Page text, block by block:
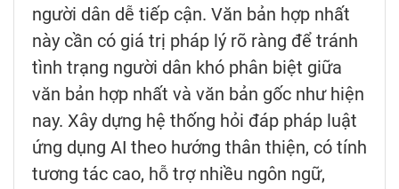
người dân dễ tiếp cận. Văn bản hợp nhất
này cần có giá trị pháp lý rõ ràng để tránh
tình trạng người dân khó phân biệt giữa
văn bản hợp nhất và văn bản gốc như hiện
nay. Xây dựng hệ thống hỏi đáp pháp luật
ứng dụng AI theo hướng thân thiện, có tính
tương tác cao, hỗ trợ nhiều ngôn ngữ,